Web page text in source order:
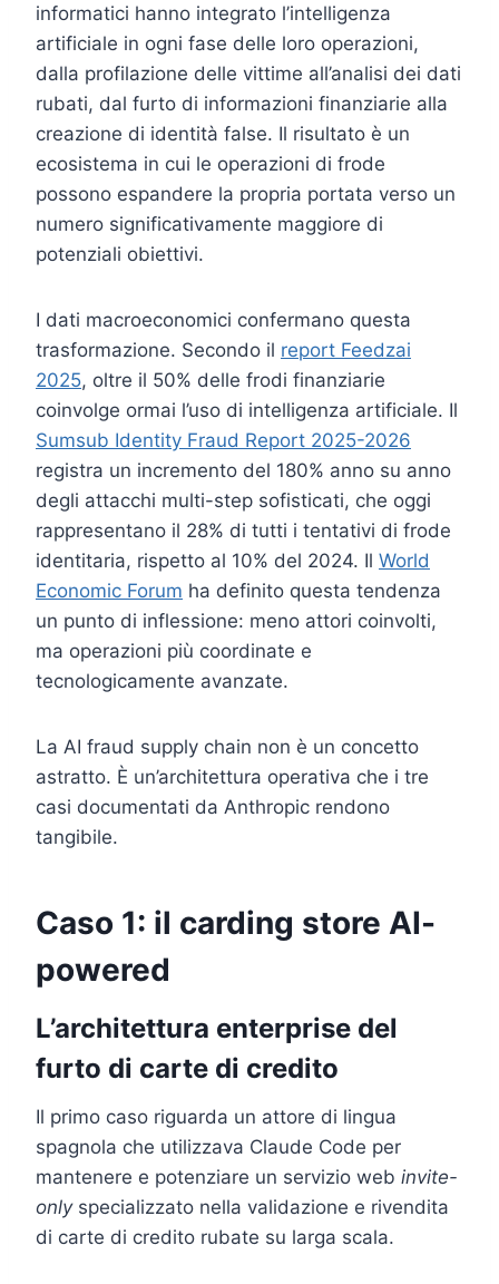
informatici hanno integrato l’intelligenza
artificiale in ogni fase delle loro operazioni,
dalla profilazione delle vittime all’analisi dei dati
rubati, dal furto di informazioni finanziarie alla
creazione di identità false. Il risultato è un
ecosistema in cui le operazioni di frode
possono espandere la propria portata verso un
numero significativamente maggiore di
potenziali obiettivi.
I dati macroeconomici confermano questa
trasformazione. Secondo il report Feedzai
2025, oltre il 50% delle frodi finanziarie
coinvolge ormai l’uso di intelligenza artificiale. Il
Sumsub Identity Fraud Report 2025-2026
registra un incremento del 180% anno su anno
degli attacchi multi-step sofisticati, che oggi
rappresentano il 28% di tutti i tentativi di frode
identitaria, rispetto al 10% del 2024. Il World
Economic Forum ha definito questa tendenza
un punto di inflessione: meno attori coinvolti,
ma operazioni più coordinate e
tecnologicamente avanzate.
La AI fraud supply chain non è un concetto
astratto. È un’architettura operativa che i tre
casi documentati da Anthropic rendono
tangibile.
Caso 1: il carding store AI-
powered
L’architettura enterprise del
furto di carte di credito
Il primo caso riguarda un attore di lingua
spagnola che utilizzava Claude Code per
mantenere e potenziare un servizio web invite-
onlyspecializzato nella validazione e rivendita
di carte di credito rubate su larga scala.